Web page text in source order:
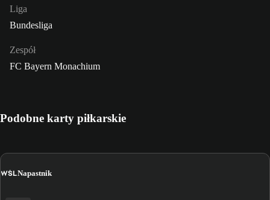
Liga
Bundesliga
Zespół
FC Bayern Monachium
Podobne karty piłkarskie
WŚLNapastnik